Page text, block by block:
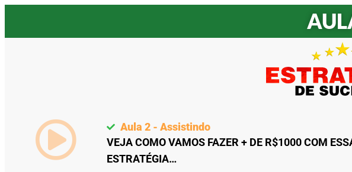
Aula 2 - Assistindo
VEJA COMO VAMOS FAZER + DE R$1000 COM
ESTRATÉGIA…